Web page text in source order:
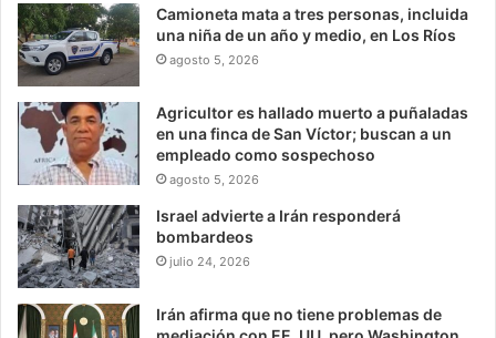
Camioneta mata a tres personas, incluida
una niña de un año y medio, en Los Ríos
agosto 5, 2026
Agricultor es hallado muerto a puñaladas
en una finca de San Víctor; buscan a un
empleado como sospechoso
agosto 5, 2026
Israel advierte a Irán responderá
bombardeos
julio 24, 2026
Irán afirma que no tiene problemas de